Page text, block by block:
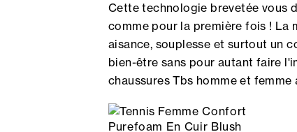
Cette technologie brevetée vous
comme pour la première fois ! La
aisance, souplesse et surtout un
bien-être sans pour autant faire
chaussures Tbs homme et femme